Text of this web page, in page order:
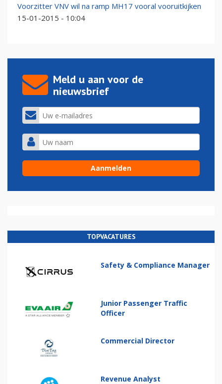
Voorzitter VNV wil na ramp MH17 vooral vooruitkijken
15-01-2015 - 10:04
Meld u aan voor de
nieuwsbrief
TOPVACATURES
Safety & Compliance Manager
Junior Passenger Traffic
Officer
Commercial Director
Revenue Analyst